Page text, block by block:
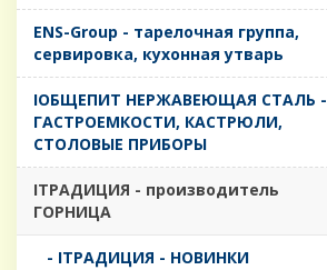
ENS-Group - тарелочная группа,
сервировка, кухонная утварь
IОБЩЕПИТ НЕРЖАВЕЮЩАЯ СТАЛЬ -
ГАСТРОЕМКОСТИ, КАСТРЮЛИ,
СТОЛОВЫЕ ПРИБОРЫ
IТРАДИЦИЯ - производитель
ГОРНИЦА
- IТРАДИЦИЯ - НОВИНКИ